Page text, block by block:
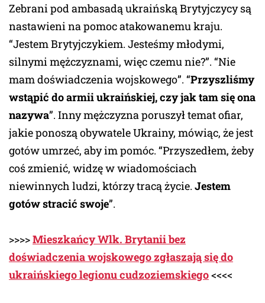
Zebrani pod ambasadą ukraińską Brytyjczycy są
nastawieni na pomoc atakowanemu kraju.
“Jestem Brytyjczykiem. Jesteśmy młodymi,
silnymi mężczyznami, więc czemu nie?”. “Nie
mam doświadczenia wojskowego”. “Przyszliśmy
wstąpić do armii ukraińskiej, czy jak tam się ona
nazywa”. Inny mężczyzna poruszył temat ofiar,
jakie ponoszą obywatele Ukrainy, mówiąc, że jest
gotów umrzeć, aby im pomóc. “Przyszedłem, żeby
coś zmienić, widzę w wiadomościach
niewinnych ludzi, którzy tracą życie. Jestem
gotów stracić swoje”.
>>>>Mieszkańcy Wlk. Brytanii bez
doświadczenia wojskowego zgłaszają się do
ukraińskiego legionu cudzoziemskiego<<<<